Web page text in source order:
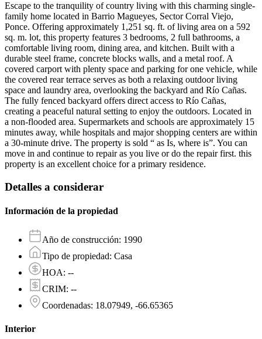
Escape to the tranquility of country living with this charming single-
family home located in Barrio Magueyes, Sector Corral Viejo,
Ponce. Offering approximately 1,251 sq. ft. of living area on a 592
sq. m. lot, this property features 3 bedrooms, 2 full bathrooms, a
comfortable living room, dining area, and kitchen. Built with a
durable steel frame, concrete blocks walls, and a metal roof. A
covered carport with plenty space and parking for one vehicle, while
the covered rear terrace serves as both a relaxing outdoor living
space and laundry area, overlooking the backyard and Río Cañas.
The fully fenced backyard offers direct access to Río Cañas,
creating a peaceful natural setting to enjoy the outdoors. Located in
a non-flooded area. Supermarkets and schools are approximately 15
minutes away, while hospitals and major shopping centers are within
a 30-minute drive. The property is sold “ as Is, where is”. You can
move in and continue to repair as you live or do the repair first. this
property is an excellent choice for a primary residence.
Detalles a considerar
Información de la propiedad
Año de construcción: 1990
Tipo de propiedad: Casa
HOA: --
CRIM: --
Coordenadas: 18.07949, -66.65365
Interior